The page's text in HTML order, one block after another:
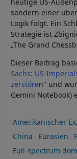
heutige US-
sondern einer
Logik folgt. Ein
Strategie ist
„The Grand
Dieser Beitrag
Sachs: US-
zerstören" und
Gemini Notebook)
Amerikanischer
China
Eurasien
Full-spectrum